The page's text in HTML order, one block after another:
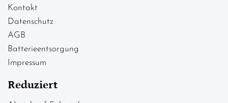
Kontakt
Datenschutz
AGB
Batterieentsorgung
Impressum
Reduziert